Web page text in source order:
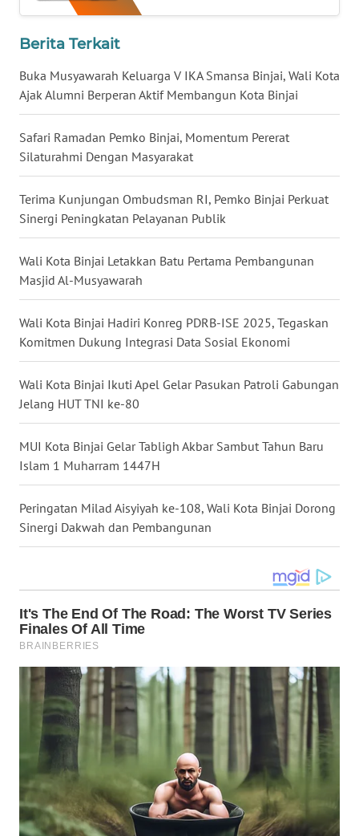
Berita Terkait
Buka Musyawarah Keluarga V IKA Smansa Binjai, Wali Kota
Ajak Alumni Berperan Aktif Membangun Kota Binjai
Safari Ramadan Pemko Binjai, Momentum Pererat
Silaturahmi Dengan Masyarakat
Terima Kunjungan Ombudsman RI, Pemko Binjai Perkuat
Sinergi Peningkatan Pelayanan Publik
Wali Kota Binjai Letakkan Batu Pertama Pembangunan
Masjid Al-Musyawarah
Wali Kota Binjai Hadiri Konreg PDRB-ISE 2025, Tegaskan
Komitmen Dukung Integrasi Data Sosial Ekonomi
Wali Kota Binjai Ikuti Apel Gelar Pasukan Patroli Gabungan
Jelang HUT TNI ke-80
MUI Kota Binjai Gelar Tabligh Akbar Sambut Tahun Baru
Islam 1 Muharram 1447H
Peringatan Milad Aisyiyah ke-108, Wali Kota Binjai Dorong
Sinergi Dakwah dan Pembangunan
MALUKU
WN
DAIRI
WN
DANAU
TOBA
WN
NIAS
WN
LANGKAT
WN
LESUNG
WN
SIMALUNGUN
WN
LABUHANBATU
WN
TAPANULI
TENGAH
WN DELI
SERDANG